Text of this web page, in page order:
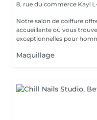
8, rue du commerce Kayl
Notre salon de coiffure
accueillante où vous
exceptionnelles pour
Maquillage